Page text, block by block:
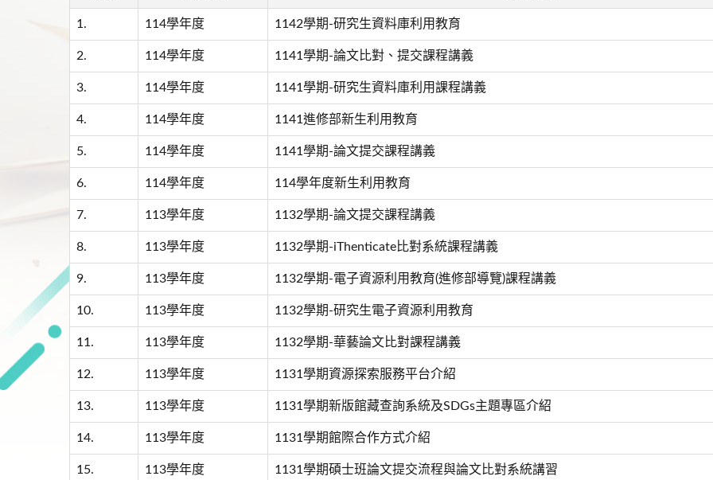
1. 114學年度 1142學期-研究生資料庫利用教育
2. 114學年度 1141學期-論文比對、提交課程講義
3. 114學年度 1141學期-研究生資料庫利用課程講義
4. 114學年度 1141進修部新生利用教育
5. 114學年度 1141學期-論文提交課程講義
6. 114學年度 114學年度新生利用教育
7. 113學年度 1132學期-論文提交課程講義
8. 113學年度 1132學期-iThenticate比對系統課程講義
9. 113學年度 1132學期-電子資源利用教育(進修部導覽)課程講義
10. 113學年度 1132學期-研究生電子資源利用教育
11. 113學年度 1132學期-華藝論文比對課程講義
12. 113學年度 1131學期資源探索服務平台介紹
13. 113學年度 1131學期新版館藏查詢系統及SDGs主題專區介紹
14. 113學年度 1131學期館際合作方式介紹
15. 113學年度 1131學期碩士班論文提交流程與論文比對系統講習